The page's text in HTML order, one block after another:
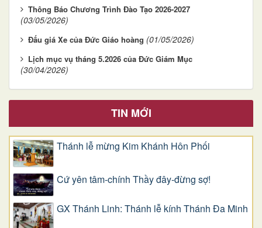
Thông Báo Chương Trình Đào Tạo 2026-2027
(03/05/2026)
Đấu giá Xe của Đức Giáo hoàng (01/05/2026)
Lịch mục vụ tháng 5.2026 của Đức Giám Mục
(30/04/2026)
TIN MỚI
Thánh lễ mừng Kim Khánh Hôn Phối
Cứ yên tâm-chính Thầy đây-đừng sợ!
GX Thánh Linh: Thánh lễ kính Thánh Đa Minh